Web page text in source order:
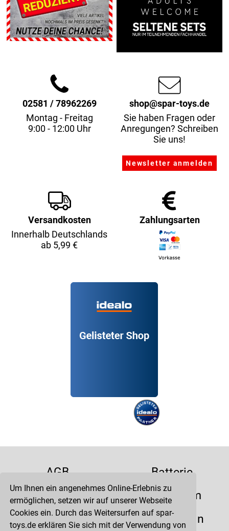
Um Ihnen ein angenehmes Online-Erlebnis zu
ermöglichen, setzen wir auf unserer Webseite
Cookies ein. Durch das Weitersurfen auf spar-
toys.de erklären Sie sich mit der Verwendung von
02581 / 78962269
Montag - Freitag
9:00 - 12:00 Uhr
shop@spar-toys.de
Sie haben Fragen oder
Anregungen? Schreiben
Sie uns!
Versandkosten
Innerhalb Deutschlands
ab 5,99 €
Zahlungsarten
AGB
Batterie
Datenschutz
Impressum
Kontakt
Liefertermin